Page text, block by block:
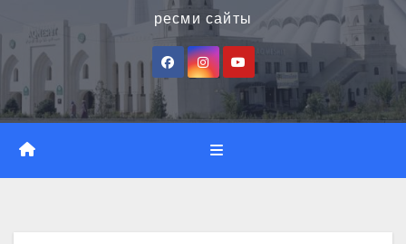
ресми сайты